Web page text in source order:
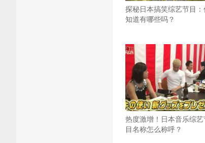
探秘日本搞笑综艺节目
知道有哪些吗？
热度激增！日本音乐综
目名称怎么称呼？